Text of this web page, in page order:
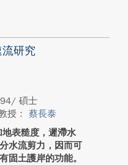
研究
碩士
授： 蔡長泰
表糙度，遲滯水
水流剪力，因而可
固土護岸的功能。